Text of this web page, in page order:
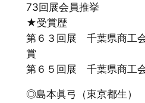
73回展会員推挙
★受賞歴
第６３回展 千葉県商工
賞
第６５回展 千葉県商工
◎島本眞弓（東京都生）